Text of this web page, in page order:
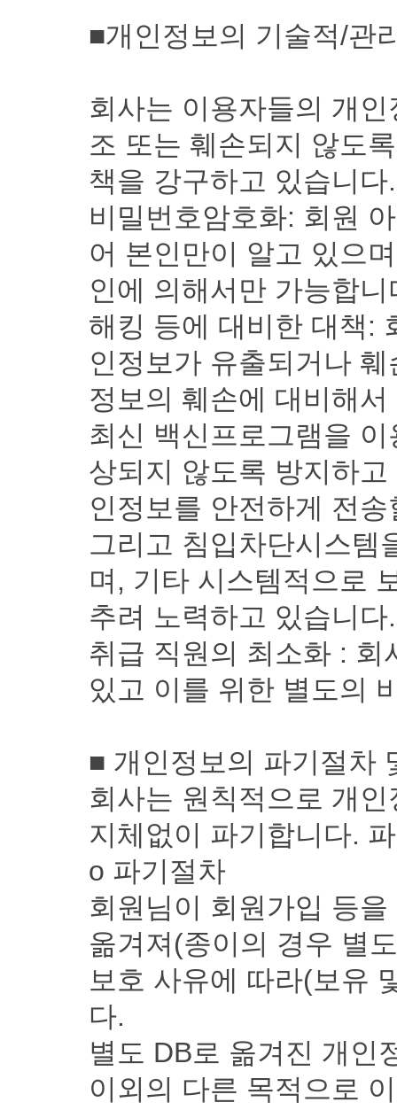
■개인정보의 기술적/관
회사는 이용자들의 개
조 또는 훼손되지 않도
책을 강구하고 있습니다.
비밀번호암호화: 회원
어 본인만이 알고 있으
인에 의해서만 가능합니
해킹 등에 대비한 대책:
인정보가 유출되거나
정보의 훼손에 대비해
최신 백신프로그램을
상되지 않도록 방지하
인정보를 안전하게 전
그리고 침입차단시스템
며, 기타 시스템적으로
추려 노력하고 있습니다.
취급 직원의 최소화 :
있고 이를 위한 별도의
■ 개인정보의 파기절차
회사는 원칙적으로 개
지체없이 파기합니다.
ο 파기절차
회원님이 회원가입 등
옮겨져(종이의 경우 별
보호 사유에 따라(보유
다.
별도 DB로 옮겨진 개인
이외의 다른 목적으로